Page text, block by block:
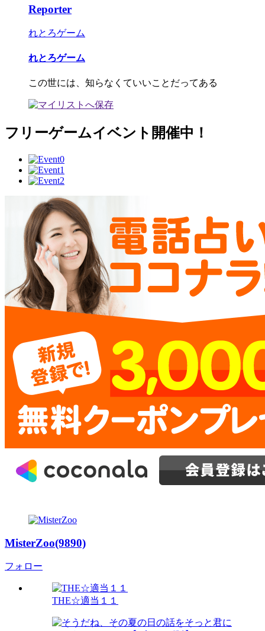
Reporter
れとろゲーム
れとろゲーム
この世には、知らなくていいことだってある
フリーゲームイベント開催中！
MisterZoo(9890)
フォロー
THE☆適当１１